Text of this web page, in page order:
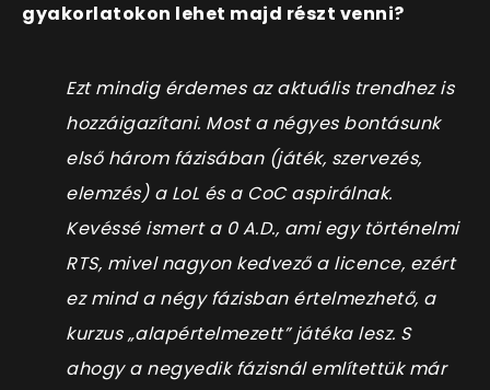
gyakorlatokon lehet majd részt venni?
Ezt mindig érdemes az aktuális trendhez is
hozzáigazítani. Most a négyes bontásunk
első három fázisában (játék, szervezés,
elemzés) a LoL és a CoC aspirálnak.
Kevéssé ismert a 0 A.D., ami egy történelmi
RTS, mivel nagyon kedvező a licence, ezért
ez mind a négy fázisban értelmezhető, a
kurzus „alapértelmezett” játéka lesz. S
ahogy a negyedik fázisnál említettük már